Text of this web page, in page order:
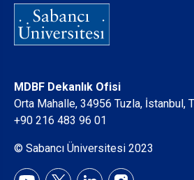
MDBF Dekanlık Ofisi
Orta Mahalle, 34956 Tuzla, İstanbul,
+90 216 483 96 01
© Sabancı Üniversitesi 2023